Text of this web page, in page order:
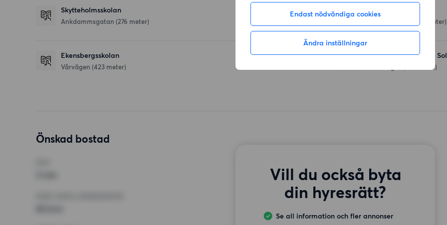
Endast nödvändiga cookies
Ändra inställningar
Skytteholmsskolan
Ankdammsgatan (276 meter)
Ekensbergsskolan
Vårvägen (423 meter)
Snabbgross
(355 meter)
Maxi ICA Stormarknad
(516 meter)
Önskad bostad
Vill du också byta
din hyresrätt?
Se all information och fler annonser